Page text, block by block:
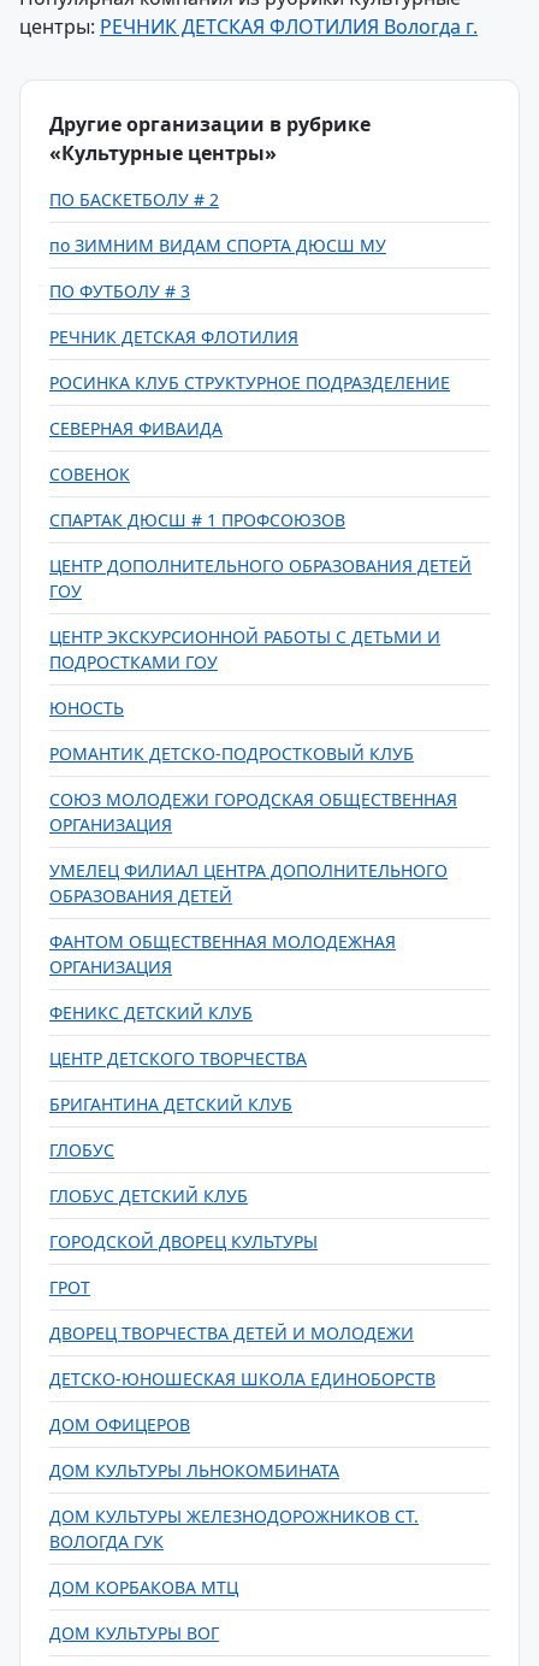
центры: РЕЧНИК ДЕТСКАЯ ФЛОТИЛИЯ Вологда г.
Другие организации в рубрике
«Культурные центры»
ПО БАСКЕТБОЛУ # 2
по ЗИМНИМ ВИДАМ СПОРТА ДЮСШ МУ
ПО ФУТБОЛУ # 3
РЕЧНИК ДЕТСКАЯ ФЛОТИЛИЯ
РОСИНКА КЛУБ СТРУКТУРНОЕ ПОДРАЗДЕЛЕНИЕ
СЕВЕРНАЯ ФИВАИДА
СОВЕНОК
СПАРТАК ДЮСШ # 1 ПРОФСОЮЗОВ
ЦЕНТР ДОПОЛНИТЕЛЬНОГО ОБРАЗОВАНИЯ ДЕТЕЙ
ГОУ
ЦЕНТР ЭКСКУРСИОННОЙ РАБОТЫ С ДЕТЬМИ И
ПОДРОСТКАМИ ГОУ
ЮНОСТЬ
РОМАНТИК ДЕТСКО-ПОДРОСТКОВЫЙ КЛУБ
СОЮЗ МОЛОДЕЖИ ГОРОДСКАЯ ОБЩЕСТВЕННАЯ
ОРГАНИЗАЦИЯ
УМЕЛЕЦ ФИЛИАЛ ЦЕНТРА ДОПОЛНИТЕЛЬНОГО
ОБРАЗОВАНИЯ ДЕТЕЙ
ФАНТОМ ОБЩЕСТВЕННАЯ МОЛОДЕЖНАЯ
ОРГАНИЗАЦИЯ
ФЕНИКС ДЕТСКИЙ КЛУБ
ЦЕНТР ДЕТСКОГО ТВОРЧЕСТВА
БРИГАНТИНА ДЕТСКИЙ КЛУБ
ГЛОБУС
ГЛОБУС ДЕТСКИЙ КЛУБ
ГОРОДСКОЙ ДВОРЕЦ КУЛЬТУРЫ
ГРОТ
ДВОРЕЦ ТВОРЧЕСТВА ДЕТЕЙ И МОЛОДЕЖИ
ДЕТСКО-ЮНОШЕСКАЯ ШКОЛА ЕДИНОБОРСТВ
ДОМ ОФИЦЕРОВ
ДОМ КУЛЬТУРЫ ЛЬНОКОМБИНАТА
ДОМ КУЛЬТУРЫ ЖЕЛЕЗНОДОРОЖНИКОВ СТ.
ВОЛОГДА ГУК
ДОМ КОРБАКОВА МТЦ
ДОМ КУЛЬТУРЫ ВОГ